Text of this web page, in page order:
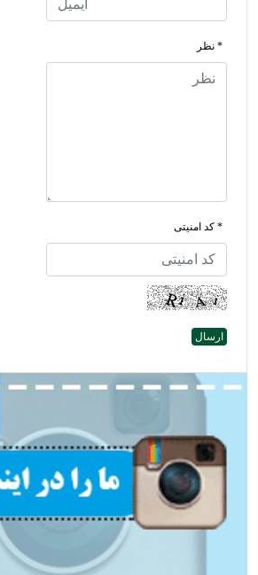
* نظر
* کد امنیتی